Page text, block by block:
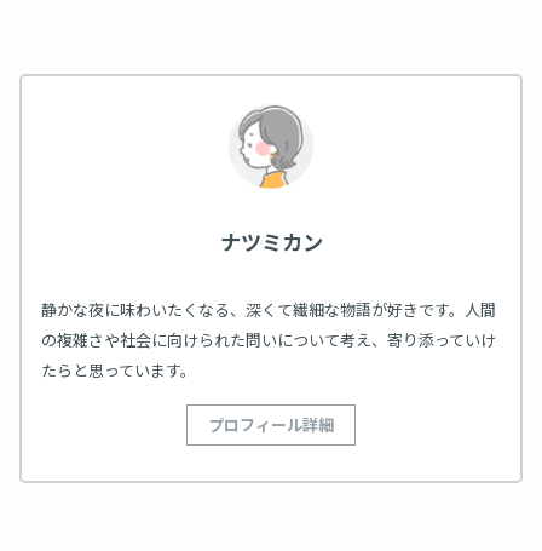
ナツミカン
静かな夜に味わいたくなる、深くて繊細な物語が好きです。人間
の複雑さや社会に向けられた問いについて考え、寄り添っていけ
たらと思っています。
プロフィール詳細